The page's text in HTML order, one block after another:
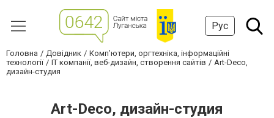
Рус
Головна Довідник
Комп’ютери, оргтехніка, інформаційні
технології
IT компанії, веб-дизайн, створення сайтів
Art-Deco,
дизайн-студия
Art-Deco, дизайн-студия